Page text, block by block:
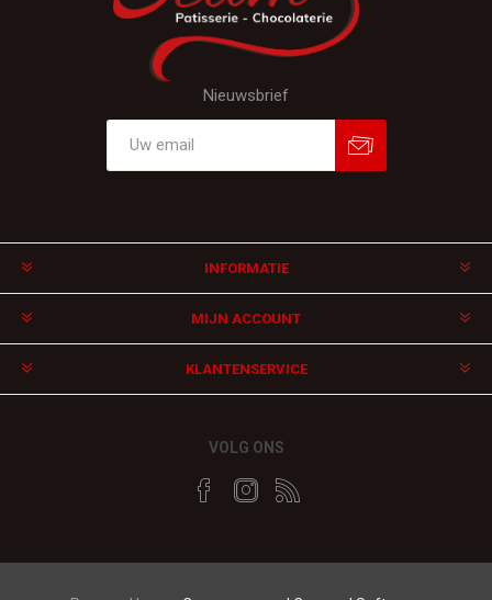
Nieuwsbrief
INFORMATIE
MIJN ACCOUNT
KLANTENSERVICE
VOLG ONS